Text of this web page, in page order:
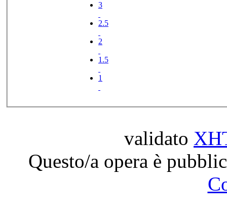
3
2.5
2
1.5
1
validato
Questo/a opera è